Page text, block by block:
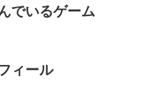
でいるゲーム
ィール